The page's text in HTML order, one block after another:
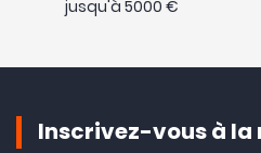
jusqu'à 5000 €
Inscrivez-vous à la